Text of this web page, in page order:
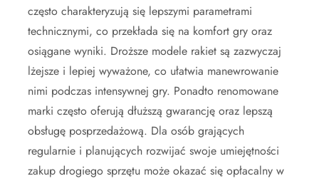
często charakteryzują się lepszymi parametrami
technicznymi, co przekłada się na komfort gry oraz
osiągane wyniki. Droższe modele rakiet są zazwyczaj
lżejsze i lepiej wyważone, co ułatwia manewrowanie
nimi podczas intensywnej gry. Ponadto renomowane
marki często oferują dłuższą gwarancję oraz lepszą
obsługę posprzedażową. Dla osób grających
regularnie i planujących rozwijać swoje umiejętności
zakup drogiego sprzętu może okazać się opłacalny w